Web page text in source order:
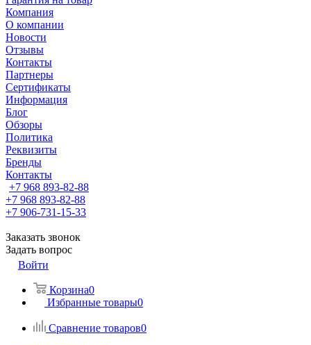
Компания
О компании
Новости
Отзывы
Контакты
Партнеры
Сертификаты
Информация
Блог
Обзоры
Политика
Реквизиты
Бренды
Контакты
+7 968 893-82-88
+7 968 893-82-88
+7 906-731-15-33
Заказать звонок
Задать вопрос
Войти
Корзина0
Избранные товары0
Сравнение товаров0